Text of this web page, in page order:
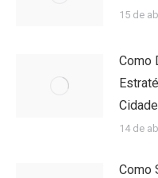
15 de
Como
Cidade
14 de
Como